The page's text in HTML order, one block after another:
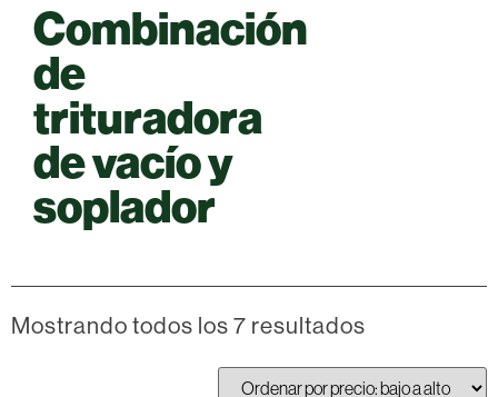
Combinación
de
trituradora
de vacío y
soplador
Mostrando todos los 7 resultados